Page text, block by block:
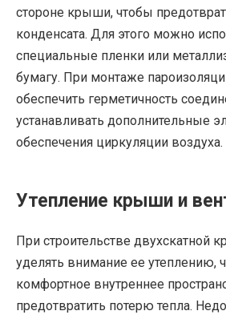
стороне крыши, чтобы
конденсата. Для этого можно
специальные пленки или
бумагу. При монтаже
обеспечить герметичность
устанавливать дополнительные
обеспечения циркуляции воздуха.
Утепление крыши и
При строительстве двухскатной
уделять внимание ее утеплению,
комфортное внутреннее
предотвратить потерю тепла.